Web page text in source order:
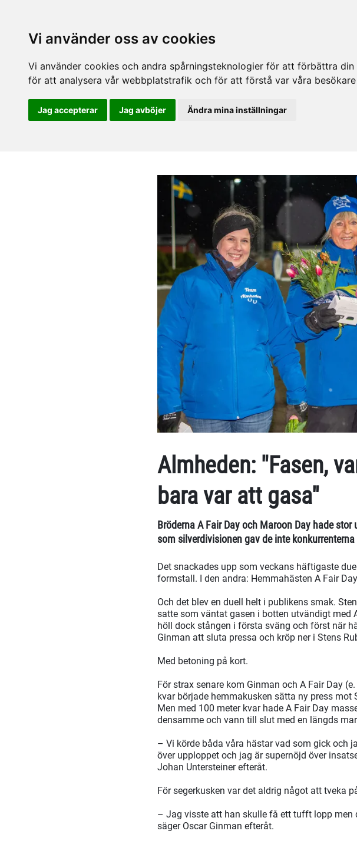
Vi använder oss av cookies
Vi använder cookies och andra spårningsteknologier för att förbättra
för att analysera vår webbplatstrafik och för att förstå var våra
Jag accepterar Jag avböjer Ändra mina inställningar
Almheden: "Fasen,
bara var att gasa"
Bröderna A Fair Day och Maroon Day hade
som silverdivisionen gav de inte
Det snackades upp som veckans häftigaste
formstall. I den andra: Hemmahästen A Fair
Och det blev en duell helt i publikens smak.
satte som väntat gasen i botten utvändigt med
höll dock stången i första sväng och först när
Ginman att sluta pressa och kröp ner i Stens
Med betoning på kort.
För strax senare kom Ginman och A Fair Day
kvar började hemmakusken sätta ny press
Men med 100 meter kvar hade A Fair Day
densamme och vann till slut med en längds
– Vi körde båda våra hästar vad som gick och
över upploppet och jag är supernöjd över
Johan Untersteiner efteråt.
För segerkusken var det aldrig något att tveka
– Jag visste att han skulle få ett tufft lopp men
säger Oscar Ginman efteråt.